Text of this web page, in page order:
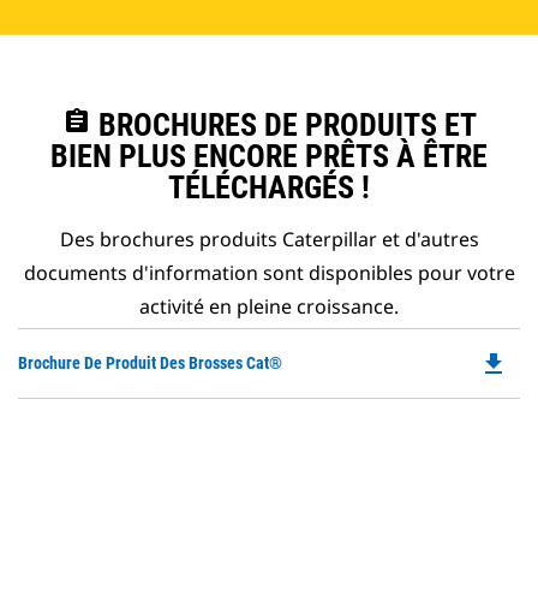
assignment BROCHURES DE PRODUITS ET
BIEN PLUS ENCORE PRÊTS À ÊTRE
TÉLÉCHARGÉS !
Des brochures produits Caterpillar et d'autres
documents d'information sont disponibles pour votre
activité en pleine croissance.
Brochure De Produit Des Brosses Cat® file_download